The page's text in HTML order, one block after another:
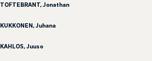
TOFTEBRANT, Jonathan
KUKKONEN, Juhana
KAHLOS, Juuso